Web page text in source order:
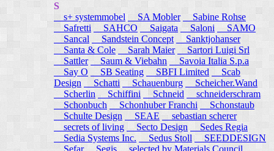
S
s+ systemmobel
SA Mobler
Sabine Rohse
Safretti
SAHCO Saigata Saloni
SAMO
Sancal
Sandstein Concept
Sanktjohanser
Santa & Cole
Sarah Maier
Sartori Luigi Srl
Sattler
Saum & Viebahn
Savoia Italia S.p.a
Say O
SB Seating SBFI Limited
Scab
Design
Schatti Schauenburg
Scheicher.Wand
Scherlin
Schiffini Schneid
schneiderschram
Schonbuch
Schonhuber Franchi
Schonstaub
Schulte Design
SEAE
sebastian scherer
secrets of living
Secto Design
Sedes Regia
Sedia Systems Inc.
Sedus Stoll
SEEDDESIGN